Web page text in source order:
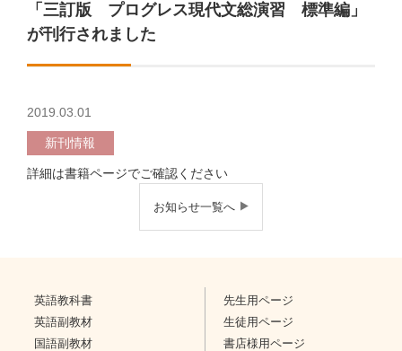
「三訂版 プログレス現代文総演習 標準編」
が刊行されました
2019.03.01
新刊情報
詳細は書籍ページでご確認ください
お知らせ一覧へ
英語教科書
英語副教材
国語副教材
先生用ページ
生徒用ページ
書店様用ページ